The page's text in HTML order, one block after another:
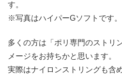
す。
※写真はハイパーGソフトです。
多くの方は「ポリ専門のストリ
メージをお持ちかと思います。
実際はナイロンストリングも含